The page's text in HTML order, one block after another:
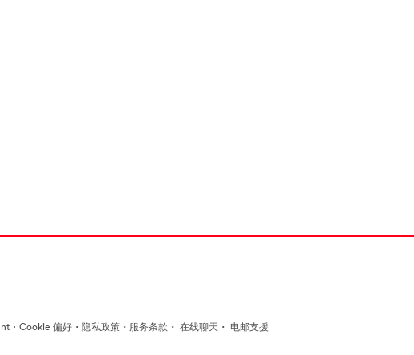
· Cookie 偏好 · 隐私政策 · 服务条款 · 在线聊天 · 电邮支援